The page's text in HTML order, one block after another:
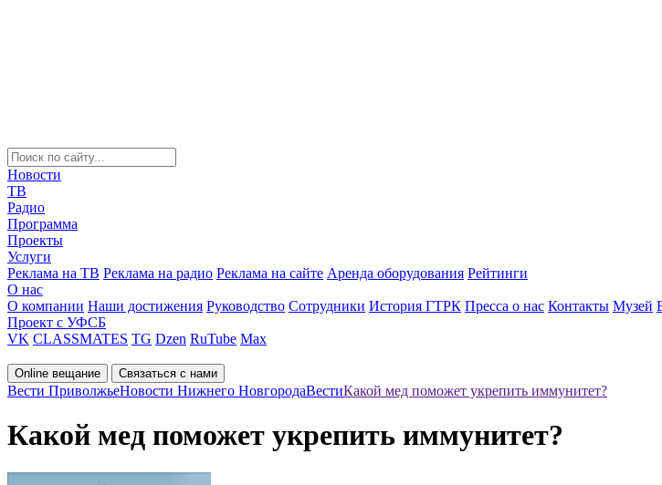
Новости
ТВ
Радио
Программа
Проекты
Услуги
Реклама на ТВ Реклама на радио Реклама на сайте Аренда оборудования Рейтинги
О нас
О компании Наши достижения Руководство Сотрудники История ГТРК Пресса о нас Контакты Музей
Проект с УФСБ
VK CLASSMATES TG Dzen RuTube Max
Online вещание Связаться с нами
Вести ПриволжьеНовости Нижнего НовгородаВестиКакой мед поможет укрепить иммунитет?
Какой мед поможет укрепить иммунитет?